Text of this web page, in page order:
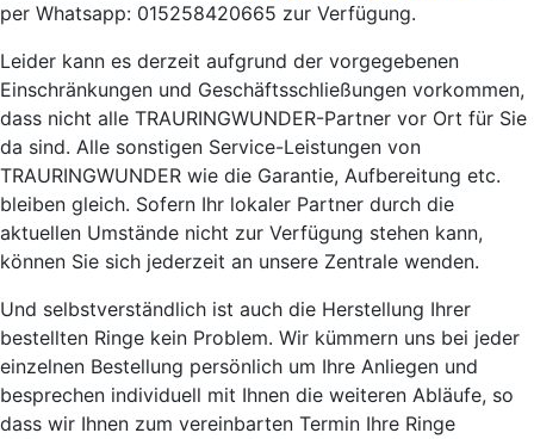
per Whatsapp: 015258420665 zur Verfügung.
Leider kann es derzeit aufgrund der vorgegebenen
Einschränkungen und Geschäftsschließungen vorkommen,
dass nicht alle TRAURINGWUNDER-Partner vor Ort für Sie
da sind. Alle sonstigen Service-Leistungen von
TRAURINGWUNDER wie die Garantie, Aufbereitung etc.
bleiben gleich. Sofern Ihr lokaler Partner durch die
aktuellen Umstände nicht zur Verfügung stehen kann,
können Sie sich jederzeit an unsere Zentrale wenden.
Und selbstverständlich ist auch die Herstellung Ihrer
bestellten Ringe kein Problem. Wir kümmern uns bei jeder
einzelnen Bestellung persönlich um Ihre Anliegen und
besprechen individuell mit Ihnen die weiteren Abläufe, so
dass wir Ihnen zum vereinbarten Termin Ihre Ringe